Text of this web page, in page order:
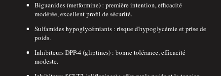
Biguanides (metformine) : première intention, efficacité
modérée, excellent profil de sécurité.
Sulfamides hypoglycémiants : risque d'hypoglycémie et prise de
poids.
Inhibiteurs DPP-4 (gliptines) : bonne tolérance, efficacité
modeste.